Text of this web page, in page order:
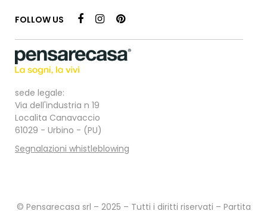
FOLLOW US
sede legale:
Via dell'industria n 19
Localita Canavaccio
61029 - Urbino - (PU)
Segnalazioni whistleblowing
© Pensarecasa srl – 2025 – Tutti i diritti riservati – Partita